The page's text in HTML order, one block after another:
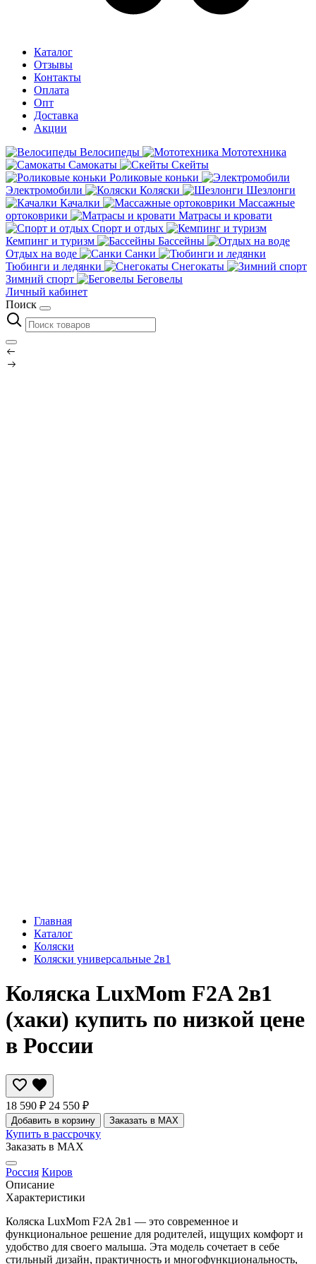
Каталог
Отзывы
Контакты
Оплата
Опт
Доставка
Акции
Велосипеды
Мототехника
Самокаты
Скейты
Роликовые коньки
Электромобили
Коляски
Шезлонги
Качалки
Массажные
ортоковрики
Матрасы и кровати
Спорт и отдых
Кемпинг и туризм
Бассейны
Отдых на воде
Санки
Тюбинги и ледянки
Снегокаты
Зимний спорт
Беговелы
Личный кабинет
Поиск
Главная
Каталог
Коляски
Коляски универсальные 2в1
Коляска LuxMom F2A 2в1
(хаки) купить по низкой цене
в России
18 590 ₽ 24 550 ₽
Добавить в корзину Заказать в MAX
Купить в рассрочку
Заказать в MAX
Россия Киров
Описание
Характеристики
Коляска LuxMom F2A 2в1 — это современное и
функциональное решение для родителей, ищущих комфорт и
удобство для своего малыша. Эта модель сочетает в себе
стильный дизайн, практичность и многофункциональность,